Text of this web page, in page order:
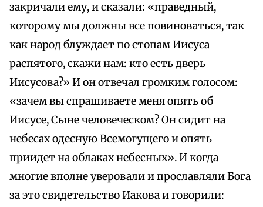
закричали ему, и сказали: «праведный,
которому мы должны все повиноваться, так
как народ блуждает по стопам Иисуса
распятого, скажи нам: кто есть дверь
Иисусова?» И он отвечал громким голосом:
«зачем вы спрашиваете меня опять об
Иисусе, Сыне человеческом? Он сидит на
небесах одесную Всемогущего и опять
приидет на облаках небесных». И когда
многие вполне уверовали и прославляли Бога
за это свидетельство Иакова и говорили: